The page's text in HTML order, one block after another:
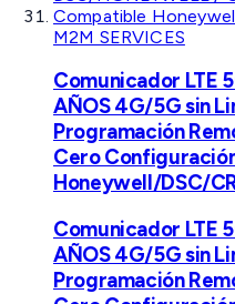
M2M SERVICES
Comunicador LTE
AÑOS 4G/5G sin
Programación
Cero
Honeywell/DSC/
Comunicador LTE
AÑOS 4G/5G sin
Programación